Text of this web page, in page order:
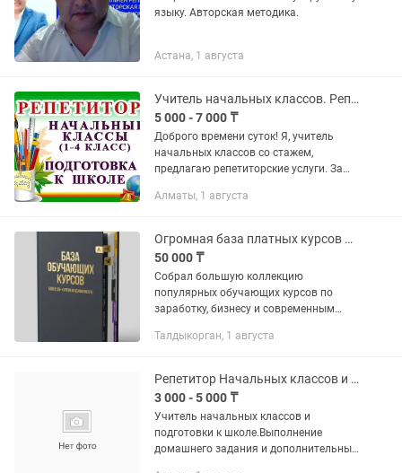
языку. Авторская методика.
Астана, 1 августа
Учитель начальных классов. Репетиторские услуги.
5 000 - 7 000 ₸
Доброго времени суток! Я, учитель
начальных классов со стажем,
предлагаю репетиторские услуги. За
ребятам бывает непросто включиться
Алматы, 1 августа
Огромная база платных курсов Бизнес, SMM, Wildberries, Kaspi, Крипта и др
50 000 ₸
Собрал большую коллекцию
популярных обучающих курсов по
заработку, бизнесу и современным
курсов общей стоимостью сотни тысяч
Талдыкорган, 1 августа
Репетитор Начальных классов и подготовки к школе
3 000 - 5 000 ₸
Учитель начальных классов и
подготовки к школе.Выполнение
домашнего задания и дополнительные